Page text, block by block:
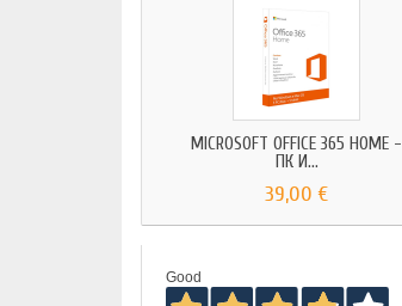
MICROSOFT OFFICE 365 HOME -
ПК И...
39,00 €
Good